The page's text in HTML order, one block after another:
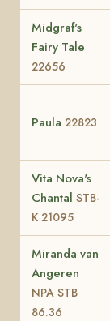
Midgraf's
Fairy Tale
22656
Paula 22823
Vita Nova's
Chantal STB-
K 21095
Miranda van
Angeren
NPA STB
86.36